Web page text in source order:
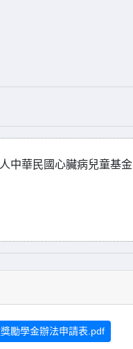
中華民國心臟病兒童基金
勵學金辦法申請表.pdf